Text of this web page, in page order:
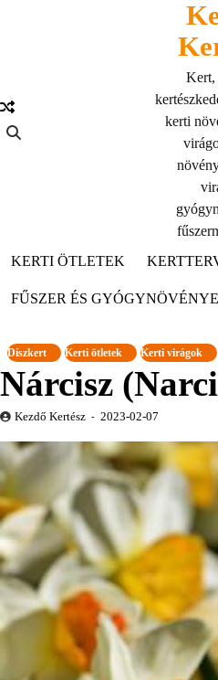
Kert,
kerti
KERTI ÖTLETEK
FŰSZER ÉS
Díszkert Kerti ötletek Kerti virágok
Nárcisz
Kezdő Kertész 2023-02-07